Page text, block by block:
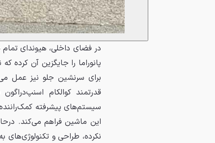
پانوراما را جایگزین آن کرده
برای سرنشین جلو نیز عمل
سیستم‌های پیشرفته
این ماشین فراهم می‌کند.
نکرده، طراحی و تکنولوژی‌های